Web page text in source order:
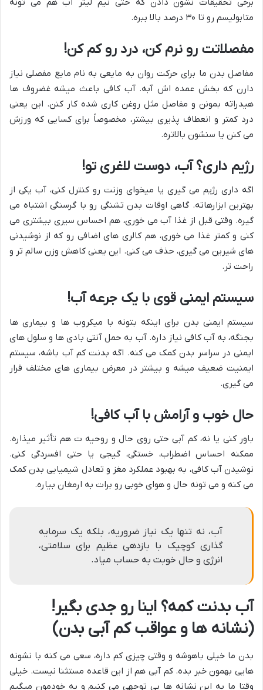
برخی تحقیقات نشون دادن که حتی نیم لیتر آب هم می تونه
متابولیسم رو تا ۳۰ درصد بالا ببره.
مفصلاتت رو نرم کن، درد رو کم کن!
مفاصل بدن ما برای حرکت روان به مایعی به نام مایع مفصلی نیاز
دارن که بخش عمده اش آبه. آب کافی باعث میشه غضروف ها
هیدراته بمونن و مفاصل مثل روغن کاری شده کار کنن. این یعنی
درد کمتر و انعطاف پذیری بیشتر، مخصوصاً برای کسایی که ورزش
می کنن یا سنشون بالاتره.
رژیم داری؟ آب، دوست لاغری تو!
اگه داری رژیم می گیری یا میخوای وزنت رو کنترل کنی، آب یکی از
بهترین ابزارهاته. گاهی اوقات بدن تشنگی رو با گرسنگی اشتباه می
گیره. وقتی قبل از غذا آب می خوری، هم احساس سیری بیشتری می
کنی و کمتر غذا می خوری، هم کالری های اضافی رو که از نوشیدنی
های شیرین می گیری، حذف می کنی. این یعنی کاهش وزن سالم تر و
راحت تر.
سیستم ایمنی قوی با یک جرعه آب!
سیستم ایمنی بدن برای اینکه بتونه با میکروب ها و بیماری ها
بجنگه، به آب کافی نیاز داره. آب به حمل آنتی بادی ها و سلول های
ایمنی در سراسر بدن کمک می کنه. اگه بدنت کم آب باشه، سیستم
ایمنیت ضعیف میشه و بیشتر در معرض بیماری های مختلف قرار
می گیری.
حال خوب و آرامش با آب کافی!
باور کنی یا نه، کم آبی حتی روی حال و روحیه ت هم تأثیر میذاره.
ممکنه احساس اضطراب، خستگی، گیجی یا حتی افسردگی کنی.
نوشیدن آب کافی، به بهبود عملکرد مغز و تعادل شیمیایی بدن کمک
می کنه و می تونه حال و هوای خوبی رو برات به ارمغان بیاره.
آب، نه تنها یک نیاز ضروریه، بلکه یک سرمایه
گذاری کوچیک با بازدهی عظیم برای سلامتی،
انرژی و حال خوبت به حساب میاد.
آب بدنت کمه؟ اینا رو جدی بگیر!
(نشانه ها و عواقب کم آبی بدن)
بدن ما خیلی باهوشه و وقتی چیزی کم داره، سعی می کنه با نشونه
هایی بهمون خبر بده. کم آبی هم از این قاعده مستثنا نیست. خیلی
وقتا ما به این نشانه ها بی توجهی می کنیم و به خودمون میگیم